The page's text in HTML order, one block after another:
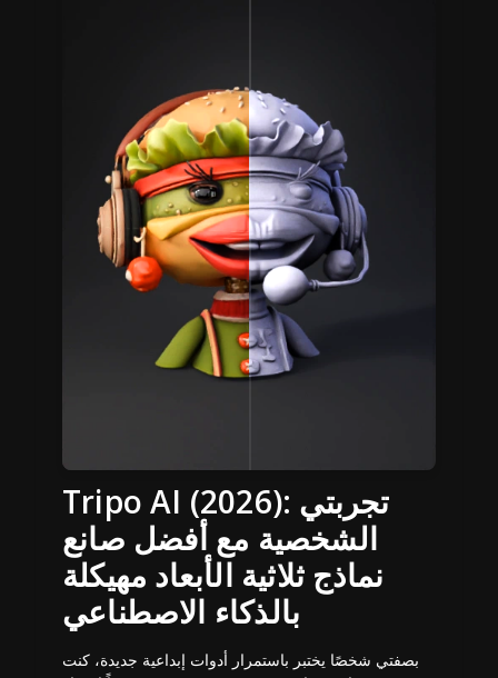
Tripo AI (2026): تجربتي
الشخصية مع أفضل صانع
نماذج ثلاثية الأبعاد مهيكلة
بالذكاء الاصطناعي
بصفتي شخصًا يختبر باستمرار أدوات إبداعية جديدة، كنت